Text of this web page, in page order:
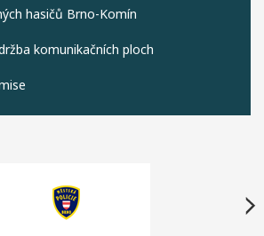
hasičů Brno-Komín
komunikačních ploch